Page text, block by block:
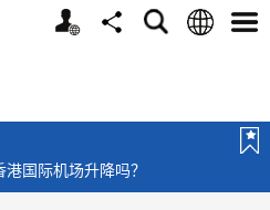
个
分
搜
语
选
国际机场升降吗？